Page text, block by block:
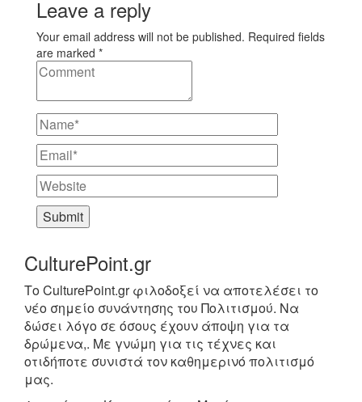
Leave a reply
Your email address will not be published. Required fields
are marked *
CulturePoint.gr
Το CulturePoint.gr φιλοδοξεί να αποτελέσει το
νέο σημείο συνάντησης του Πολιτισμού. Να
δώσει λόγο σε όσους έχουν άποψη για τα
δρώμενα,. Με γνώμη για τις τέχνες και
οτιδήποτε συνιστά τον καθημερινό πολιτισμό
μας.